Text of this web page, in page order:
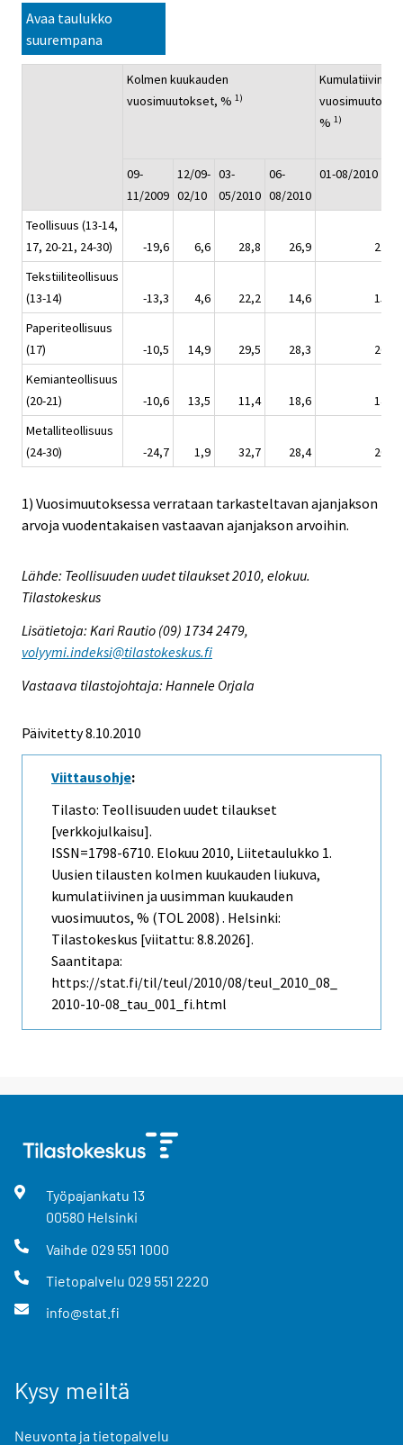
Avaa taulukko
suurempana
Kolmen kuukauden
vuosimuutokset, % 1)
Kumulatiivinen
vuosimuutos,
% 1)
09-
11/2009
12/09-
02/10
03-
05/2010
06-
08/2010
01-08/2010
Teollisuus (13-14,
17, 20-21, 24-30)
-19,6 6,6 28,8 26,9
21,3
Tekstiiliteollisuus
(13-14)
-13,3 4,6 22,2 14,6
15,5
Paperiteollisuus
(17)
-10,5 14,9 29,5 28,3
26,3
Kemianteollisuus
(20-21)
-10,6 13,5 11,4 18,6
14,6
Metalliteollisuus
(24-30)
-24,7 1,9 32,7 28,4 20,8
1) Vuosimuutoksessa verrataan tarkasteltavan ajanjakson
arvoja vuodentakaisen vastaavan ajanjakson arvoihin.
Lähde: Teollisuuden uudet tilaukset 2010, elokuu.
Tilastokeskus
Lisätietoja: Kari Rautio (09) 1734 2479,
volyymi.indeksi@tilastokeskus.fi
Vastaava tilastojohtaja: Hannele Orjala
Päivitetty 8.10.2010
Viittausohje:
Tilasto: Teollisuuden uudet tilaukset
[verkkojulkaisu].
ISSN=1798-6710. Elokuu 2010, Liitetaulukko 1.
Uusien tilausten kolmen kuukauden liukuva,
kumulatiivinen ja uusimman kuukauden
vuosimuutos, % (TOL 2008) . Helsinki:
Tilastokeskus [viitattu: 8.8.2026].
Saantitapa:
https://stat.fi/til/teul/2010/08/teul_2010_08_
2010-10-08_tau_001_fi.html
Työpajankatu 13
00580 Helsinki
Vaihde 029 551 1000
Tietopalvelu 029 551 2220
info@stat.fi
Kysy meiltä
Neuvonta ja tietopalvelu